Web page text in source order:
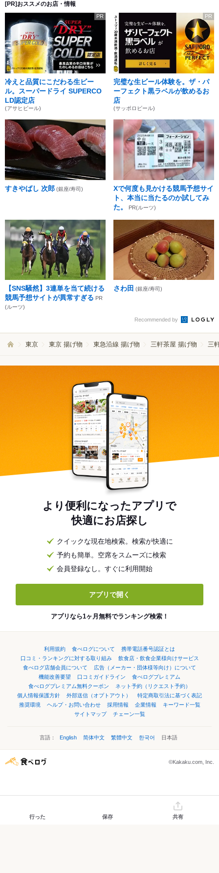
[PR]おススメのお店・情報
PR
冷えと品質にこだわる生ビー
ル。スーパードライ SUPERCO
LD認定店
(アサヒビール)
PR
完璧な生ビール体験を。ザ・パ
ーフェクト黒ラベルが飲めるお
店
(サッポロビール)
すきやばし 次郎 (銀座/寿司)
Xで何度も見かける競馬予想サイ
ト、本当に当たるのか試してみ
た。
PR(ルーツ)
【SNS騒然】3連単を当て続ける
競馬予想サイトが異常すぎる PR
(ルーツ)
さわ田 (銀座/寿司)
Recommended by
東京 東京 揚げ物 東急沿線 揚げ物 三軒茶屋 揚げ物 三
より便利になったアプリで
快適にお店探し
クイックな現在地検索。検索が快適に
予約も簡単。空席をスムーズに検索
会員登録なし。すぐに利用開始
アプリで開く
アプリなら1ヶ月無料でランキング検索！
利用規約 食べログについて
携帯電話番号認証とは
口コミ・ランキングに対する取り組み
飲食店・飲食企業様向けサービス
食べログ店舗会員について
広告（メーカー・団体様等向け）について
機能改善要望
口コミガイドライン
食べログプレミアム
食べログプレミアム無料クーポン
ネット予約（リクエスト予約）
個人情報保護方針
外部送信（オプトアウト）
特定商取引法に基づく表記
推奨環境
ヘルプ・お問い合わせ 採用情報 企業情報
キーワード一覧
サイトマップ
チェーン一覧
言語： English 简体中文 繁體中文 한국어 日本語
©Kakaku.com, Inc.
行った 保存 共有